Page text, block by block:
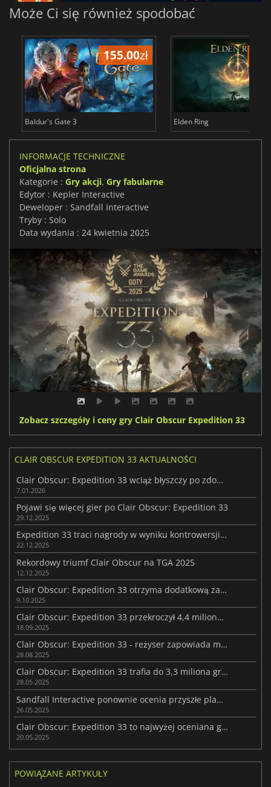
Może Ci się również spodobać
155.00zł
Baldur's Gate 3 Elden Ring
INFORMACJE TECHNICZNE
Oficjalna strona
Kategorie : Gry akcji, Gry fabularne
Edytor : Kepler Interactive
Deweloper : Sandfall Interactive
Tryby : Solo
Data wydania : 24 kwietnia 2025
Zobacz szczegóły i ceny gry Clair Obscur Expedition 33
CLAIR OBSCUR EXPEDITION 33 AKTUALNOŚCI
Clair Obscur: Expedition 33 wciąż błyszczy po zdobyciu Gry Roku
7.01.2026
Pojawi się więcej gier po Clair Obscur: Expedition 33
29.12.2025
Expedition 33 traci nagrody w wyniku kontrowersji związanych z AI
22.12.2025
Rekordowy triumf Clair Obscur na TGA 2025
12.12.2025
Clair Obscur: Expedition 33 otrzyma dodatkową zawartość
9.10.2025
Clair Obscur: Expedition 33 przekroczył 4,4 miliona sprzedanych egzemplarzy
18.09.2025
Clair Obscur: Expedition 33 - reżyser zapowiada możliwe DLC
28.08.2025
Clair Obscur: Expedition 33 trafia do 3,3 miliona graczy w 33 dni
28.05.2025
Sandfall Interactive ponownie ocenia przyszłe plany Clair Obscur: Expedition 33
26.05.2025
Clair Obscur: Expedition 33 to najwyżej oceniana gra 2025 roku
20.05.2025
POWIĄZANE ARTYKUŁY